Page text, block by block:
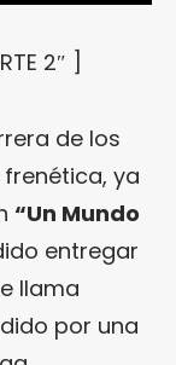
2″ ]
de los
ya
“Un Mundo
entregar
llama
por una